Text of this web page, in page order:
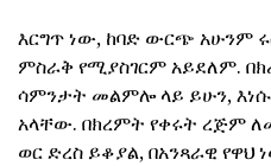
እርግጥ ነው, ከባድ ውርጭ አሁንም
ምስራቅ የሚያስገርም አይደለም.
ሳምንታት መልምሎ ላይ ይሁን,
አላቸው. በክረምት የቀሩት ረጅም
ወር ድረስ ይቆያል, በአንጻራዊ የዋህ